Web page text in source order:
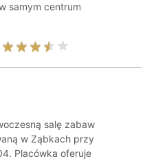
samym centrum
salę zabaw
w Ząbkach przy
Placówka oferuje